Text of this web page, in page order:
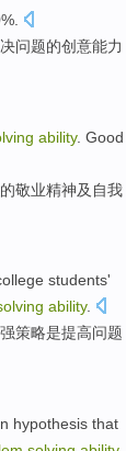
问题的创意能力
ability. Good
敬业精神及 自我
students'
ability.
策略是提高问题
hypothesis that